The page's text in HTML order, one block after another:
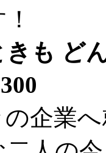
きも ど
企業